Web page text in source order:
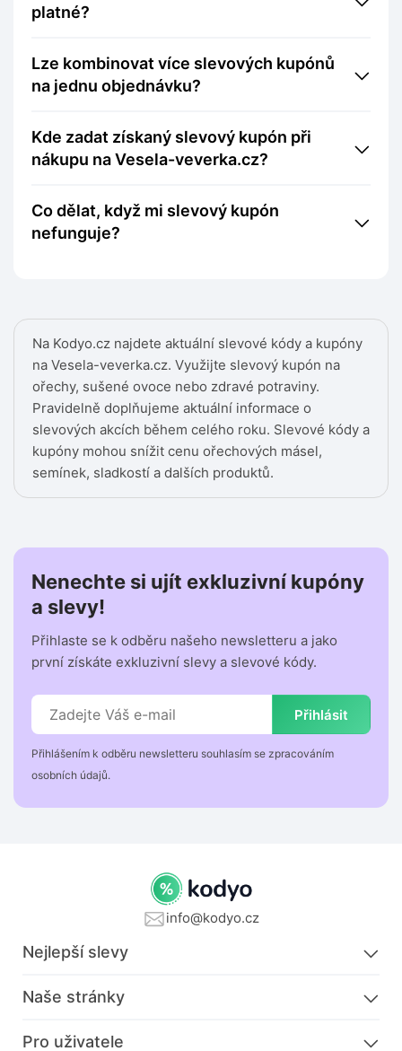
Na Kodyo.cz najdete aktuální slevové kódy a kupóny
na Vesela-veverka.cz. Využijte slevový kupón na
ořechy, sušené ovoce nebo zdravé potraviny.
Pravidelně doplňujeme aktuální informace o
slevových akcích během celého roku. Slevové kódy a
kupóny mohou snížit cenu ořechových másel,
semínek, sladkostí a dalších produktů.
platné?
Lze kombinovat více slevových kupónů
na jednu objednávku?
Kde zadat získaný slevový kupón při
nákupu na Vesela-veverka.cz?
Co dělat, když mi slevový kupón
nefunguje?
Nenechte si ujít exkluzivní kupóny
a slevy!
Přihlaste se k odběru našeho newsletteru a jako
první získáte exkluzivní slevy a slevové kódy.
Přihlásit
Přihlášením k odběru newsletteru souhlasím se zpracováním
osobních údajů.
info@kodyo.cz
Nejlepší slevy
Naše stránky
Pro uživatele